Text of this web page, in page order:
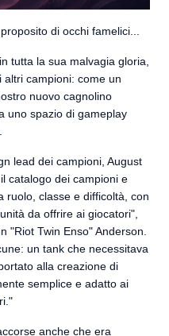
di occhi famelici...
tutta la sua malvagia gloria,
campioni: come un
nuovo cagnolino
uno spazio di gameplay
lead dei campioni, August
catalogo dei campioni e
ruolo, classe e difficoltà, con
da offrire ai giocatori",
"Riot Twin Enso" Anderson.
un tank che necessitava
alla creazione di
semplice e adatto ai
anche che era